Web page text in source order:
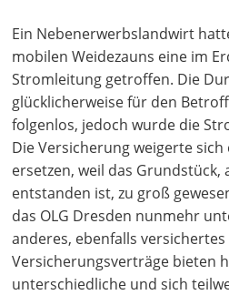
Ein Nebenerwerbslandwirt
mobilen Weidezauns eine im
Stromleitung getroffen. Die
glücklicherweise für den
folgenlos, jedoch wurde die
Die Versicherung weigerte sich
ersetzen, weil das Grundstück,
entstanden ist, zu groß
das OLG Dresden nunmehr
anderes, ebenfalls
Versicherungsverträge bieten
unterschiedliche und sich